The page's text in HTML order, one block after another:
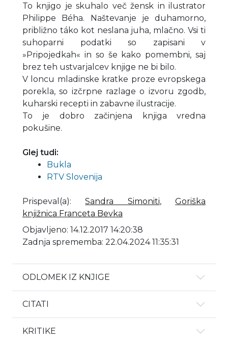
To knjigo je skuhalo več žensk in ilustrator
Philippe Béha. Naštevanje je duhamorno,
približno táko kot neslana juha, mlačno. Vsi ti
suhoparni podatki so zapisani v
»Pripojedkah« in so še kako pomembni, saj
brez teh ustvarjalcev knjige ne bi bilo.
V loncu mladinske kratke proze evropskega
porekla, so izčrpne razlage o izvoru zgodb,
kuharski recepti in zabavne ilustracije.
To je dobro začinjena knjiga vredna
pokušine.
Glej tudi:
Bukla
RTV Slovenija
Prispeval(a):Sandra Simoniti,Goriška
knjižnica Franceta Bevka
Objavljeno: 14.12.2017 14:20:38
Zadnja sprememba: 22.04.2024 11:35:31
ODLOMEK IZ KNJIGE
CITATI
KRITIKE